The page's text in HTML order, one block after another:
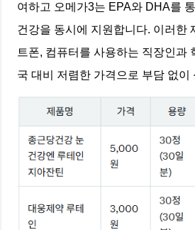
여하고 오메가3는 EPA와 DHA를
건강을 동시에 지원합니다. 이러한
트폰, 컴퓨터를 사용하는 직장인과
국 대비 저렴한 가격으로 부담 없이